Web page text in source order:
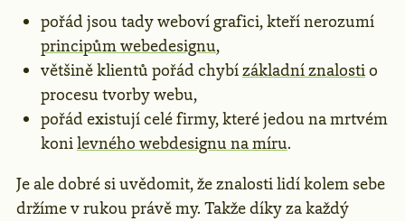
pořád jsou tady weboví grafici, kteří nerozumí
principům webedesignu,
většině klientů pořád chybízákladní znalostio
procesu tvorby webu,
pořád existují celé firmy, které jedou na mrtvém
konilevného webdesignu na míru.
Je ale dobré si uvědomit, že znalosti lidí kolem sebe
držíme v rukou právě my. Takže díky za každý